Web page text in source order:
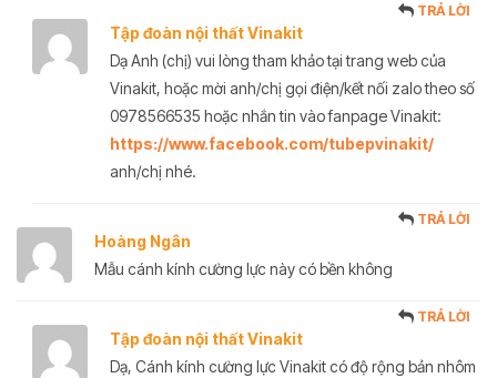
Tập đoàn nội thất Vinakit
TRẢ LỜI
Dạ Anh (chị) vui lòng tham khảo tại trang web của
Vinakit, hoặc mời anh/chị gọi điện/kết nối zalo theo số
0978566535 hoặc nhắn tin vào fanpage Vinakit:
https://www.facebook.com/tubepvinakit/
anh/chị nhé.
Hoàng Ngân
TRẢ LỜI
Mẫu cánh kính cường lực này có bền không
Tập đoàn nội thất Vinakit
TRẢ LỜI
Dạ, Cánh kính cường lực Vinakit có độ rộng bản nhôm